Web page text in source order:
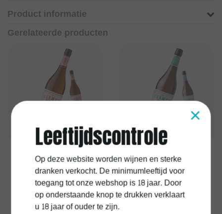
Product informatie
Gerelateerde producten
Lustau
Vermouth Lustau Rose
Lustau
Vermouth Lustau
White
×
Leeftijdscontrole
Op deze website worden wijnen en sterke
dranken verkocht. De minimumleeftijd voor
toegang tot onze webshop is 18 jaar. Door
op onderstaande knop te drukken verklaart
u 18 jaar of ouder te zijn.